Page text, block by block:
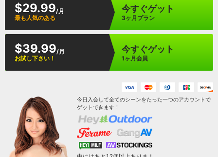
$29.99/月
最も人気のある
今すぐゲット
3ヶ月プラン
$39.99/月
お試し下さい！
今すぐゲット
1ヶ月会員
今日入会して全てのシーンをたった一つのアカウントで
ゲットできます！